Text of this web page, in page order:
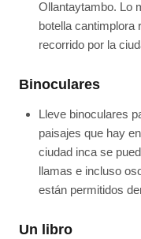
Ollantaytambo. Lo
botella cantimplora
recorrido por la
Binoculares
Lleve binoculares
paisajes que hay
ciudad inca se
llamas e incluso
están permitidos
Un libro